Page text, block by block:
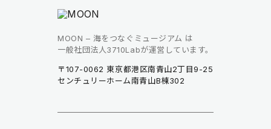
MOON – 海をつなぐミュージアム は
一般社団法人3710Labが運営しています。
〒107-0062 東京都港区南青山2丁目9-25
センチュリーホーム南青山B棟302